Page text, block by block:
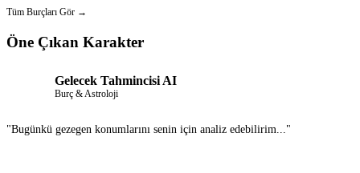
Tüm Burçları Gör →
Öne Çıkan Karakter
Gelecek Tahmincisi AI
Burç & Astroloji
"Bugünkü gezegen konumlarını senin için analiz edebilirim..."